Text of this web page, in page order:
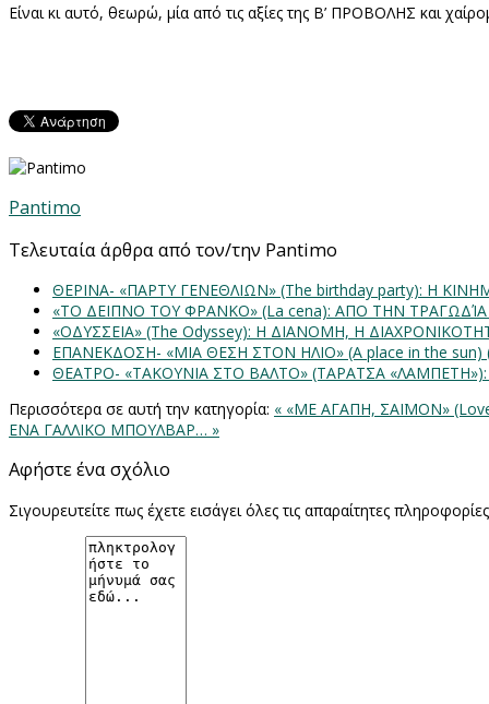
Είναι κι αυτό, θεωρώ, μία από τις αξίες της Β’ ΠΡΟΒΟΛΗΣ και
Pantimo
Τελευταία άρθρα από τον/την Pantimo
ΘΕΡΙΝΑ- «ΠΑΡΤΥ ΓΕΝΕΘΛΙΩΝ» (The birthday party): H
«ΤΟ ΔΕΙΠΝΟ ΤΟΥ ΦΡΑΝΚΟ» (La cena): ΑΠΟ ΤΗΝ
«ΟΔΥΣΣΕΙΑ» (The Odyssey): Η ΔΙΑΝΟΜΗ, Η
ΕΠΑΝΕΚΔΟΣΗ- «ΜΙΑ ΘΕΣΗ ΣΤΟΝ ΗΛΙΟ» (Α place in the
ΘΕΑΤΡΟ- «ΤΑΚΟΥΝΙΑ ΣΤΟ ΒΑΛΤΟ» (ΤΑΡΑΤΣΑ
Περισσότερα σε αυτή την κατηγορία: « «ΜΕ ΑΓΑΠΗ, ΣΑΪΜΟΝ»
ΕΝΑ ΓΑΛΛΙΚΟ ΜΠΟΥΛΒΑΡ… »
Αφήστε ένα σχόλιο
Σιγουρευτείτε πως έχετε εισάγει όλες τις απαραίτητες